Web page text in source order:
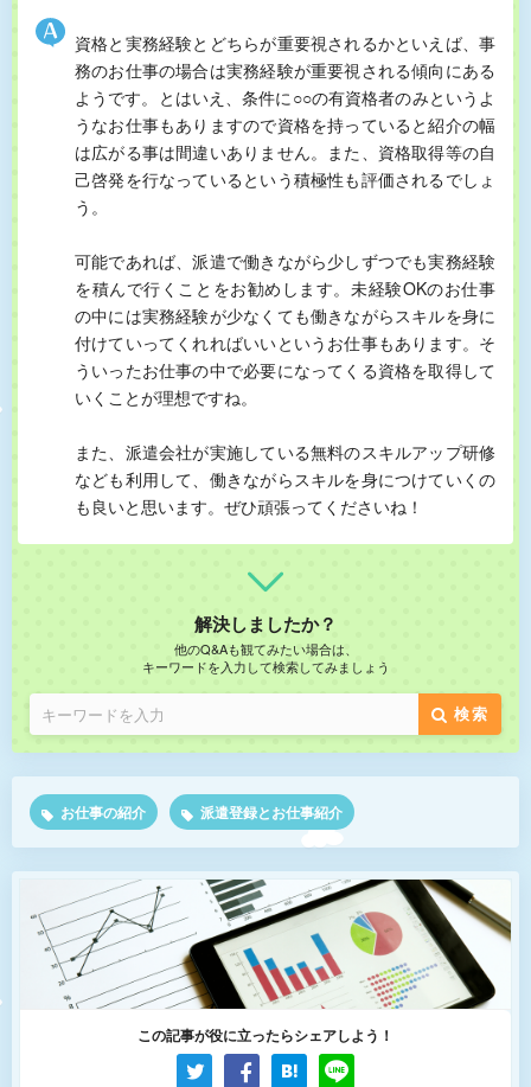
資格と実務経験とどちらが重要視されるかといえば、事
務のお仕事の場合は実務経験が重要視される傾向にある
ようです。とはいえ、条件に○○の有資格者のみというよ
うなお仕事もありますので資格を持っていると紹介の幅
は広がる事は間違いありません。また、資格取得等の自
己啓発を行なっているという積極性も評価されるでしょ
う。
可能であれば、派遣で働きながら少しずつでも実務経験
を積んで行くことをお勧めします。未経験OKのお仕事
の中には実務経験が少なくても働きながらスキルを身に
付けていってくれればいいというお仕事もあります。そ
ういったお仕事の中で必要になってくる資格を取得して
いくことが理想ですね。
また、派遣会社が実施している無料のスキルアップ研修
なども利用して、働きながらスキルを身につけていくの
も良いと思います。ぜひ頑張ってくださいね！
解決しましたか？
他のQ&Aも観てみたい場合は、
キーワードを入力して検索してみましょう
検索
お仕事の紹介 派遣登録とお仕事紹介
この記事が役に立ったらシェアしよう！